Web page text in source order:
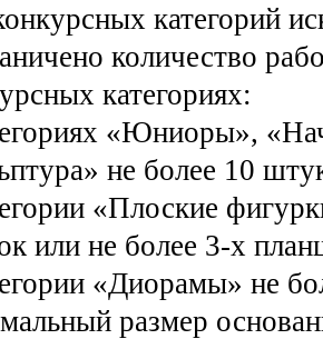
категорий
количество
категориях:
«Юниоры»,
не более 10
«Плоские
или не более 3-х
«Диорамы» не
размер